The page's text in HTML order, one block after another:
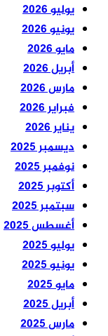
يوليو 2026
يونيو 2026
مايو 2026
أبريل 2026
مارس 2026
فبراير 2026
يناير 2026
ديسمبر 2025
نوفمبر 2025
أكتوبر 2025
سبتمبر 2025
أغسطس 2025
يوليو 2025
يونيو 2025
مايو 2025
أبريل 2025
مارس 2025